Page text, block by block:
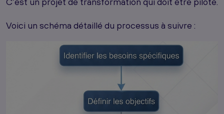
Voici un schéma détaillé du processus à suivre :